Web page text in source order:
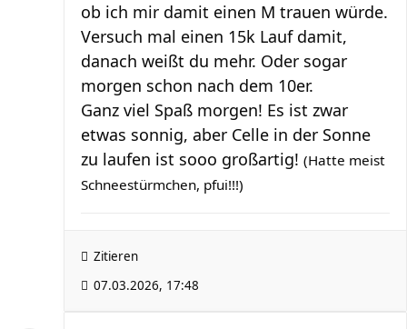
ob ich mir damit einen M trauen würde.
Versuch mal einen 15k Lauf damit,
danach weißt du mehr. Oder sogar
morgen schon nach dem 10er.
Ganz viel Spaß morgen! Es ist zwar
etwas sonnig, aber Celle in der Sonne
zu laufen ist sooo großartig! (Hatte meist
Schneestürmchen, pfui!!!)
Zitieren
07.03.2026, 17:48